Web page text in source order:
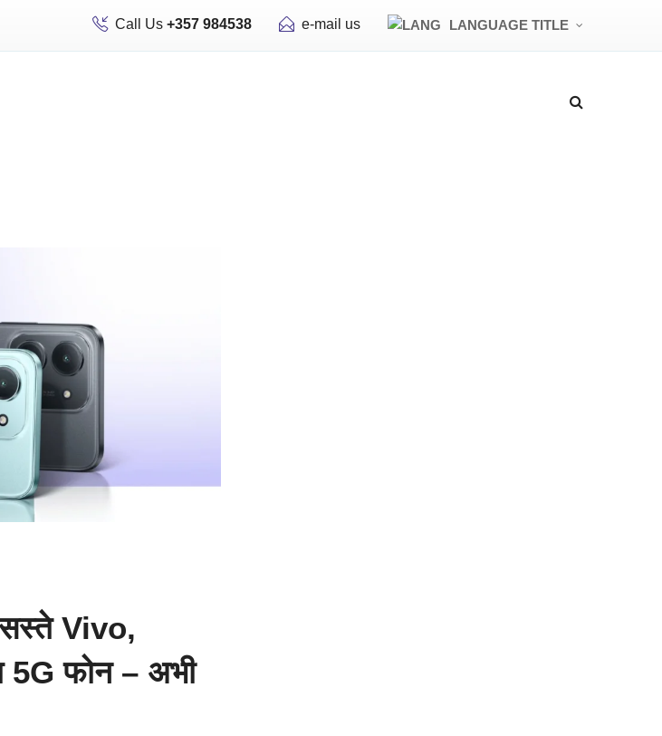
Call Us +357 984538 e-mail us LANGUAGE TITLE
Vivo,
फोन – अभी